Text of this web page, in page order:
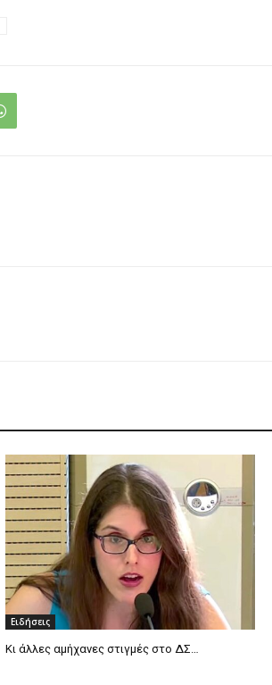
Ειδήσεις
Κι άλλες αμήχανες στιγμές στο ΔΣ…